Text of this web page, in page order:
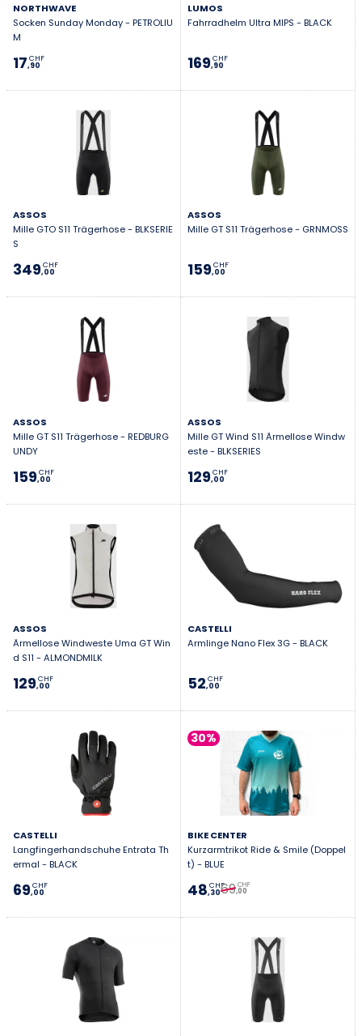
NORTHWAVE
Socken Sunday Monday - PETROLIU
M
17,90
CHF
LUMOS
Fahrradhelm Ultra MIPS - BLACK
169,90
CHF
ASSOS
Mille GTO S11 Trägerhose - BLKSERIE
S
349,00
CHF
ASSOS
Mille GT S11 Trägerhose - GRNMOSS
159,00
CHF
ASSOS
Mille GT S11 Trägerhose - REDBURG
UNDY
159,00
CHF
ASSOS
Mille GT Wind S11 Ärmellose Windw
este - BLKSERIES
129,00
CHF
ASSOS
Ärmellose Windweste Uma GT Win
d S11 - ALMONDMILK
129,00
CHF
CASTELLI
Armlinge Nano Flex 3G - BLACK
52,00
CHF
CASTELLI
Langfingerhandschuhe Entrata Th
ermal - BLACK
69,00
CHF
30%
BIKE CENTER
Kurzarmtrikot Ride & Smile (Doppel
t) - BLUE
48,30
CHF69,00
CHF